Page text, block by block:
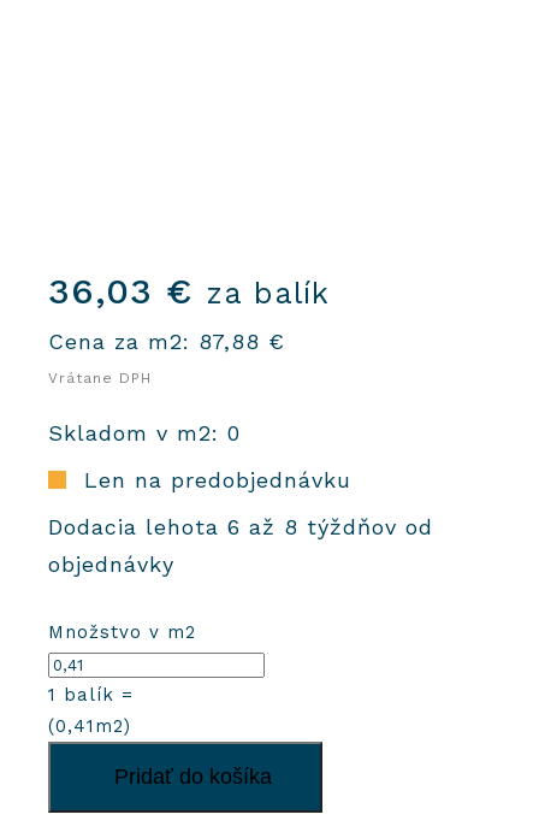
36,03 € za balík
Cena za m2: 87,88 €
Vrátane DPH
Skladom v m2: 0
Len na predobjednávku
Dodacia lehota 6 až 8 týždňov od
objednávky
Množstvo v m2
1
balík =
(0,41 m2)
Cementová
dlažba
Pridať do košíka